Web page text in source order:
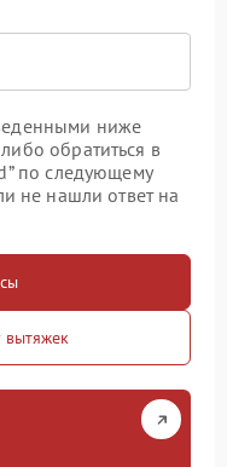
ниже
обратиться в
по следующему
не нашли ответ на
вытяжек